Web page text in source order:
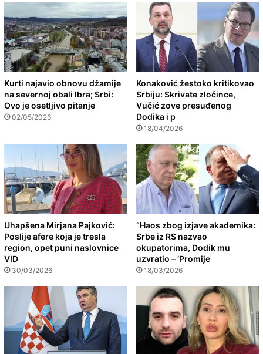
Kurti najavio obnovu džamije
na severnoj obali Ibra; Srbi:
Ovo je osetljivo pitanje
02/05/2026
Konaković žestoko kritikovao
Srbiju: Skrivate zločince,
Vučić zove presuđenog
Dodika i p
18/04/2026
Uhapšena Mirjana Pajković:
Poslije afere koja je tresla
region, opet puni naslovnice
VID
30/03/2026
“Haos zbog izjave akademika:
Srbe iz RS nazvao
okupatorima, Dodik mu
uzvratio – ‘Promije
18/03/2026